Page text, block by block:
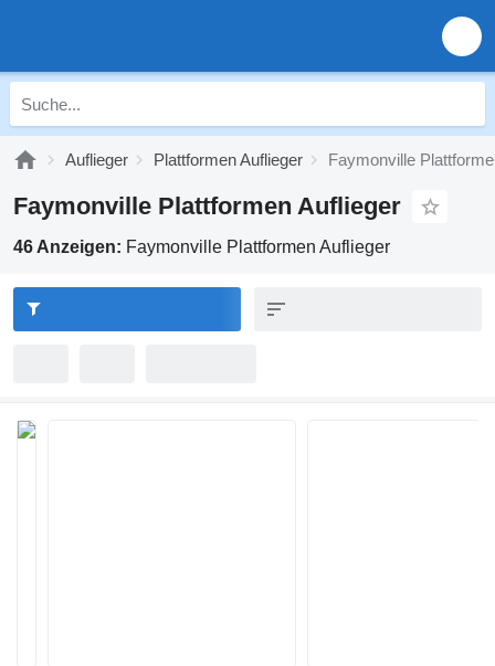
Auflieger Plattformen Auflieger Faymonville
Faymonville Plattformen Auflieger
46 Anzeigen: Faymonville Plattformen Auflieger